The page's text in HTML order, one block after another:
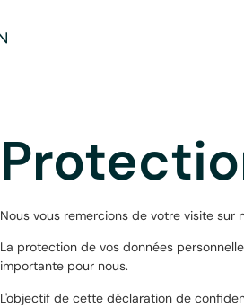
Nous vous remercions de votre visite
La protection de vos données
importante pour nous.
L'objectif de cette déclaration de